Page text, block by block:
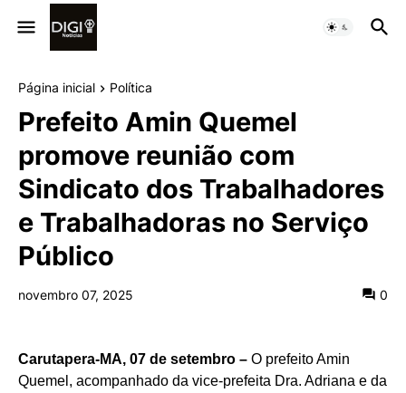
Página inicial Política
Prefeito Amin Quemel
promove reunião com
Sindicato dos Trabalhadores
e Trabalhadoras no Serviço
Público
novembro 07, 2025 0
Carutapera-MA, 07 de setembro – O prefeito Amin
Quemel, acompanhado da vice-prefeita Dra. Adriana e da